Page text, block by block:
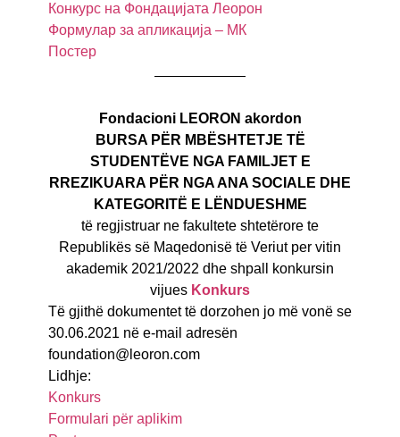
Конкурс на Фондацијата Леорон
Формулар за апликација – МК
Постер
Fondacioni LEORON akordon
BURSA PËR MBËSHTETJE TË
STUDENTËVE NGA FAMILJET E
RREZIKUARA PËR NGA ANA SOCIALE DHE
KATEGORITË E LËNDUESHME
të regjistruar ne fakultete shtetërore te
Republikës së Maqedonisë të Veriut per vitin
akademik 2021/2022 dhe shpall konkursin
vijues Konkurs
Të gjithë dokumentet të dorzohen jo më vonë se
30.06.2021 në e-mail adresën
foundation@leoron.com
Lidhje:
Konkurs
Formulari për aplikim